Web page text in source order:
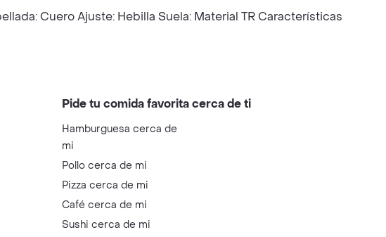
Cuero Ajuste: Hebilla Suela: Material TR Características
Pide tu comida favorita cerca de ti
Hamburguesa cerca de
mi
Pollo cerca de mi
Pizza cerca de mi
Café cerca de mi
Sushi cerca de mi